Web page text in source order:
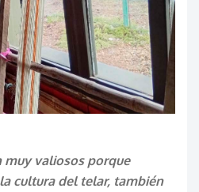
muy valiosos porque
cultura del telar, también